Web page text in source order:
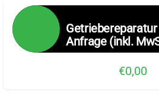
Anfrage (inkl.
€0,00